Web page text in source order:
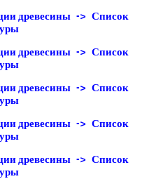
древесины -> Список
древесины -> Список
древесины -> Список
древесины -> Список
древесины -> Список